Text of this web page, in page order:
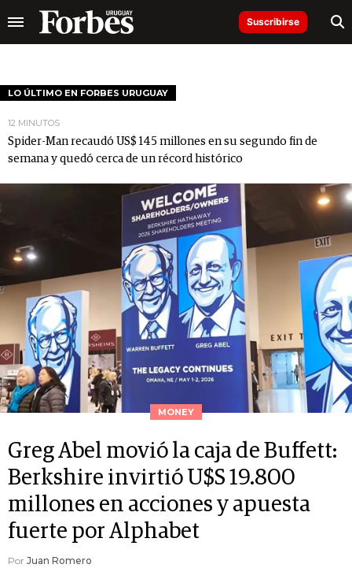
Suscribirse
LO ÚLTIMO EN FORBES URUGUAY
12 MINUTOS
Spider-Man recaudó US$ 145 millones en su segundo fin de
semana y quedó cerca de un récord histórico
MONEY
Greg Abel movió la caja de Buffett:
Berkshire invirtió U$S 19.800
millones en acciones y apuesta
fuerte por Alphabet
Por Juan Romero